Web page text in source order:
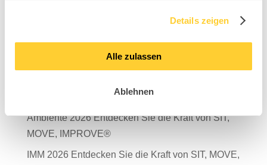
Details zeigen
Alle zulassen
Ablehnen
Nachhaltigkeitsbericht 2025 ist da!
TDR – Tag der Rückengesundheit 2026
Ambiente 2026 Entdecken Sie die Kraft von SIT,
MOVE, IMPROVE®
IMM 2026 Entdecken Sie die Kraft von SIT, MOVE,